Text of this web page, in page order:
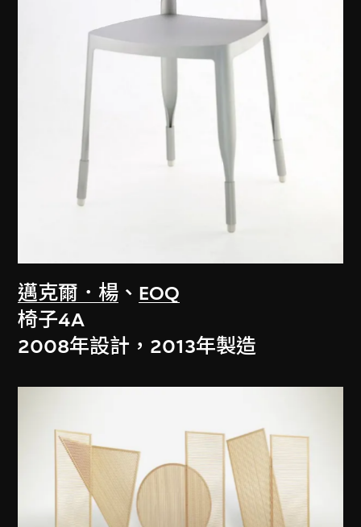
邁克爾．楊 、 EOQ
椅子4A
2008年設計，2013年製造